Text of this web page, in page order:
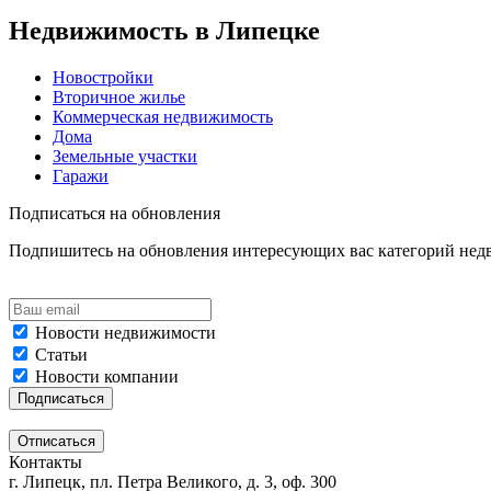
Недвижимость в Липецке
Новостройки
Вторичное жилье
Коммерческая недвижимость
Дома
Земельные участки
Гаражи
Подписаться на обновления
Подпишитесь на обновления интересующих вас категорий
Новости недвижимости
Статьи
Новости компании
Контакты
г. Липецк, пл. Петра Великого, д. 3, оф. 300